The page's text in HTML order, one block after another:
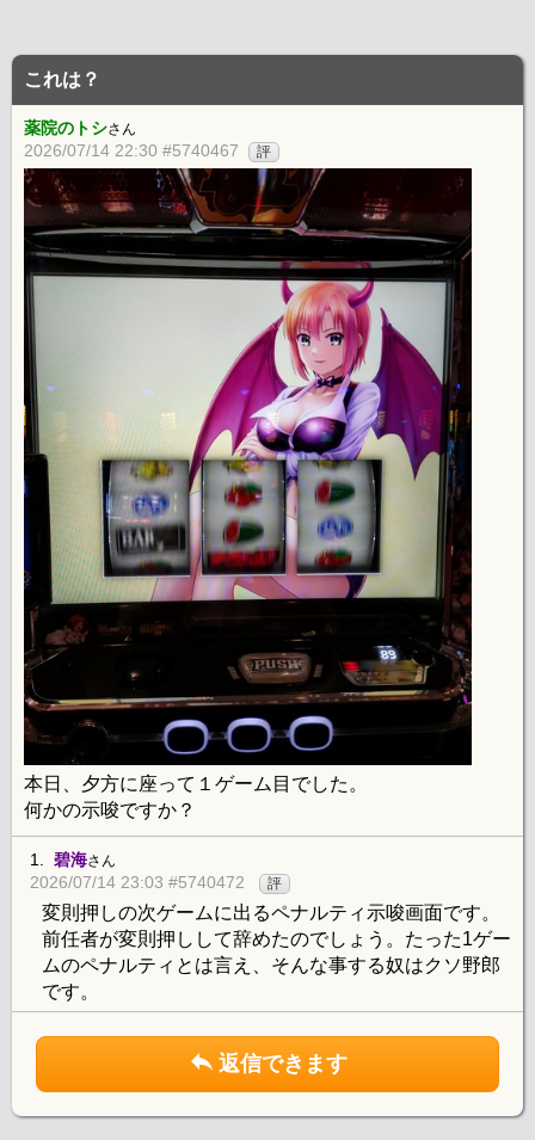
これは？
薬院のトシさん
2026/07/14 22:30 #5740467 評
本日、夕方に座って１ゲーム目でした。
何かの示唆ですか？
1. 碧海さん
2026/07/14 23:03 #5740472 評
変則押しの次ゲームに出るペナルティ示唆画面です。
前任者が変則押しして辞めたのでしょう。たった1ゲー
ムのペナルティとは言え、そんな事する奴はクソ野郎
です。
返信できます